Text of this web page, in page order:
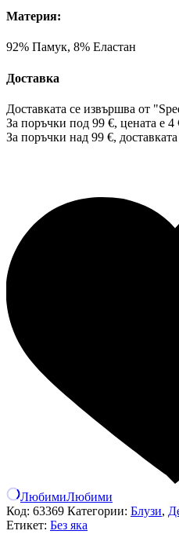
Материя:
92% Памук, 8% Еластан
Доставка
Доставката се извършва от
За поръчки под 99 €, цената е 4
За поръчки над 99 €, доставката
ЛюбимиЛюбими
Код: 63369 Категории: Блузи,
Етикет: Без яка